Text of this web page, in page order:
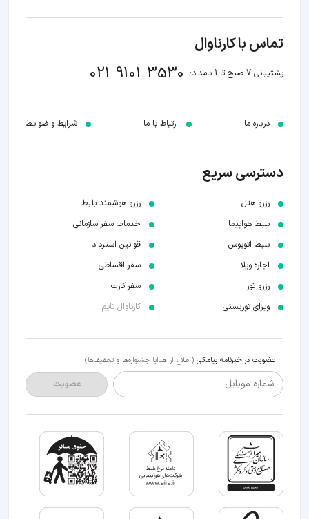
تماس با کارناوال
پشتیبانی 7 صبح تا 1 بامداد: 021 9101 3530
درباره ما ارتباط با ما شرایط و ضوابـط
دسترسی سریع
رزرو هتل
بلیط هواپیما
بلیط اتوبوس
اجاره ویلا
رزرو تور
ویزای توریستی
رزرو هوشمند بلیط
خدمات سفر سازمانی
قوانین استرداد
سفر اقساطی
سفر کارت
کارناوال تایم
عضویت در خبرنامه پیامکی (اطلاع از هدایا جشنواره‌ها و تخفیف‌ها)
شماره موبایل عضویت